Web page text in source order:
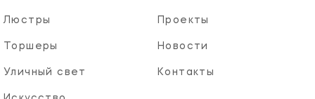
Люстры
Торшеры
Уличный свет
Проекты
Новости
Контакты